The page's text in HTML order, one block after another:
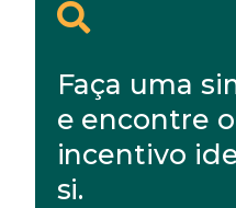
Faça uma
e encontre o
incentivo
si.